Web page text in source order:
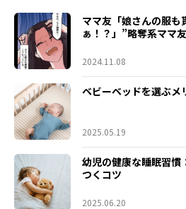
ママ友「娘さんの服も
ぁ！？」”略奪系ママ
2024.11.08
ベビーベッドを選ぶメ
2025.05.19
幼児の健康な睡眠習慣
つくコツ
2025.06.20